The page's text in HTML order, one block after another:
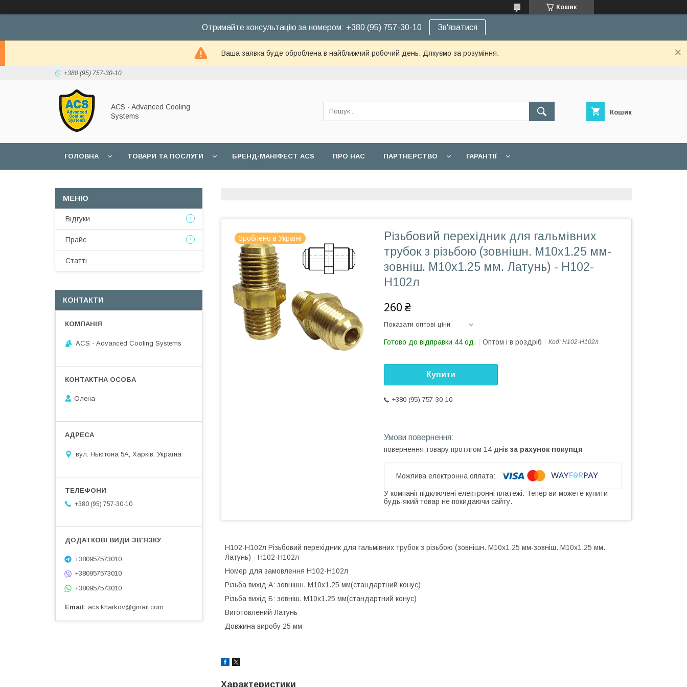
Кошик
Отримайте консультацію за номером: +380 (95) 757-30-10 Зв'язатися
Ваша заявка буде оброблена в найближчий робочий день. Дякуємо за розуміння.
+380 (95) 757-30-10
ACS - Advanced Cooling
Systems
Кошик
ГОЛОВНА ТОВАРИ ТА ПОСЛУГИ БРЕНД-МАНІФЕСТ ACS ПРО НАС ПАРТНЕРСТВО ГАРАНТІЇ
Зроблено в Україні
Різьбовий перехідник для гальмівних
трубок з різьбою (зовнішн. М10x1.25 мм-
зовніш. М10x1.25 мм. Латунь) - Н102-
Н102л
260 ₴
Показати оптові ціни
Готово до відправки 44 од. Оптом і в роздріб Код: Н102-Н102л
Купити
+380 (95) 757-30-10
повернення товару протягом 14 днів за рахунок покупця
У компанії підключені електронні платежі. Тепер ви можете купити
будь-який товар не покидаючи сайту.
Н102-Н102л Різьбовий перехідник для гальмівних трубок з різьбою (зовнішн. М10x1.25 мм-зовніш. М10x1.25 мм.
Латунь) - Н102-Н102л
Номер для замовлення Н102-Н102л
Різьба вихід А: зовнішн. М10x1.25 мм(стандартний конус)
Різьба вихід Б: зовніш. М10x1.25 мм(стандартний конус)
Виготовлений Латунь
Довжина виробу 25 мм
Характеристики
Відгуки
Прайс
Статті
КОНТАКТИ
ACS - Advanced Cooling Systems
Олена
вул. Ньютона 5А, Харків, Україна
+380 (95) 757-30-10
+380957573010
+380957573010
+380957573010
Email acs.kharkov@gmail.com